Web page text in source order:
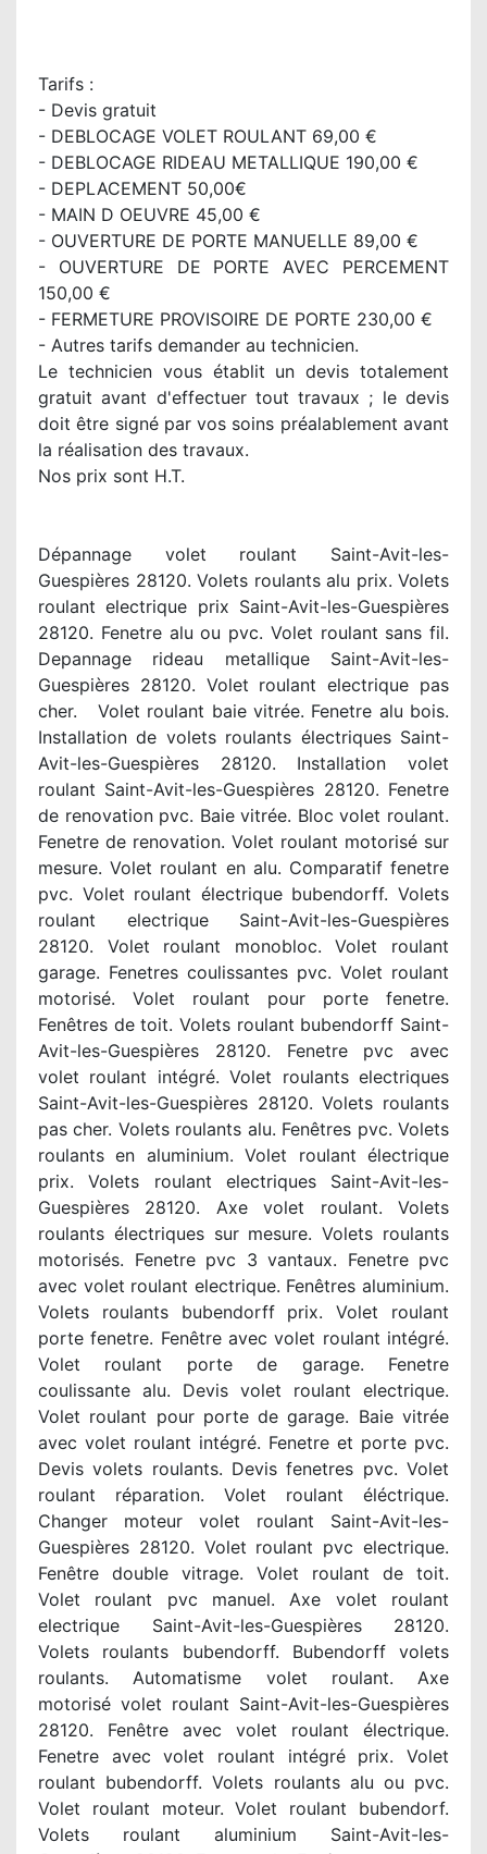
Tarifs :
- Devis gratuit
- DEBLOCAGE VOLET ROULANT 69,00 €
- DEBLOCAGE RIDEAU METALLIQUE 190,00 €
- DEPLACEMENT 50,00€
- MAIN D OEUVRE 45,00 €
- OUVERTURE DE PORTE MANUELLE 89,00 €
- OUVERTURE DE PORTE AVEC PERCEMENT
150,00 €
- FERMETURE PROVISOIRE DE PORTE 230,00 €
- Autres tarifs demander au technicien.
Le technicien vous établit un devis totalement
gratuit avant d'effectuer tout travaux ; le devis
doit être signé par vos soins préalablement avant
la réalisation des travaux.
Nos prix sont H.T.
Dépannage volet roulant Saint-Avit-les-
Guespières 28120. Volets roulants alu prix. Volets
roulant electrique prix Saint-Avit-les-Guespières
28120. Fenetre alu ou pvc. Volet roulant sans fil.
Depannage rideau metallique Saint-Avit-les-
Guespières 28120. Volet roulant electrique pas
cher. Volet roulant baie vitrée. Fenetre alu bois.
Installation de volets roulants électriques Saint-
Avit-les-Guespières 28120. Installation volet
roulant Saint-Avit-les-Guespières 28120. Fenetre
de renovation pvc. Baie vitrée. Bloc volet roulant.
Fenetre de renovation. Volet roulant motorisé sur
mesure. Volet roulant en alu. Comparatif fenetre
pvc. Volet roulant électrique bubendorff. Volets
roulant electrique Saint-Avit-les-Guespières
28120. Volet roulant monobloc. Volet roulant
garage. Fenetres coulissantes pvc. Volet roulant
motorisé. Volet roulant pour porte fenetre.
Fenêtres de toit. Volets roulant bubendorff Saint-
Avit-les-Guespières 28120. Fenetre pvc avec
volet roulant intégré. Volet roulants electriques
Saint-Avit-les-Guespières 28120. Volets roulants
pas cher. Volets roulants alu. Fenêtres pvc. Volets
roulants en aluminium. Volet roulant électrique
prix. Volets roulant electriques Saint-Avit-les-
Guespières 28120. Axe volet roulant. Volets
roulants électriques sur mesure. Volets roulants
motorisés. Fenetre pvc 3 vantaux. Fenetre pvc
avec volet roulant electrique. Fenêtres aluminium.
Volets roulants bubendorff prix. Volet roulant
porte fenetre. Fenêtre avec volet roulant intégré.
Volet roulant porte de garage. Fenetre
coulissante alu. Devis volet roulant electrique.
Volet roulant pour porte de garage. Baie vitrée
avec volet roulant intégré. Fenetre et porte pvc.
Devis volets roulants. Devis fenetres pvc. Volet
roulant réparation. Volet roulant éléctrique.
Changer moteur volet roulant Saint-Avit-les-
Guespières 28120. Volet roulant pvc electrique.
Fenêtre double vitrage. Volet roulant de toit.
Volet roulant pvc manuel. Axe volet roulant
electrique Saint-Avit-les-Guespières 28120.
Volets roulants bubendorff. Bubendorff volets
roulants. Automatisme volet roulant. Axe
motorisé volet roulant Saint-Avit-les-Guespières
28120. Fenêtre avec volet roulant électrique.
Fenetre avec volet roulant intégré prix. Volet
roulant bubendorff. Volets roulants alu ou pvc.
Volet roulant moteur. Volet roulant bubendorf.
Volets roulant aluminium Saint-Avit-les-